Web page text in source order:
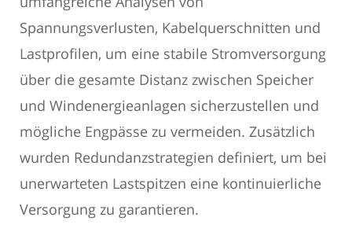
Spannungsverlusten, Kabelquerschnitten und
Lastprofilen, um eine stabile Stromversorgung
über die gesamte Distanz zwischen Speicher
und Windenergieanlagen sicherzustellen und
mögliche Engpässe zu vermeiden. Zusätzlich
wurden Redundanzstrategien definiert, um bei
unerwarteten Lastspitzen eine kontinuierliche
Versorgung zu garantieren.